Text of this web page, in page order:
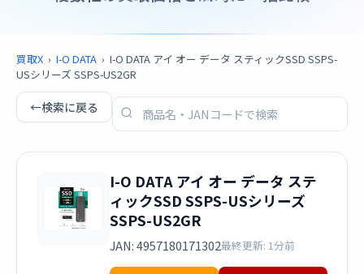
買取X › I-O DATA › I-O DATA アイ オー データ スティックSSD SSPS-
USシリーズ SSPS-US2GR
←検索に戻る
I-O DATA アイ オー データ ステ
ィックSSD SSPS-USシリーズ
SSPS-US2GR
JAN: 4957180171302最終更新: 1分前